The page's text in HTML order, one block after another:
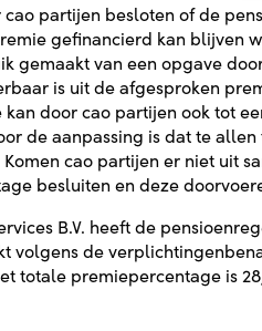
partijen besloten of de
gefinancierd kan blijven
gemaakt van een opgave
is uit de afgesproken
door cao partijen ook tot
de aanpassing is dat te
cao partijen er niet uit
besluiten en deze
B.V. heeft de
volgens de
totale premiepercentage is